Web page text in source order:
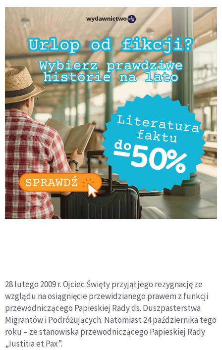
28 lutego 2009 r. Ojciec Święty przyjął jego rezygnację ze
wzglądu na osiągnięcie przewidzianego prawem z funkcji
przewodniczącego Papieskiej Rady ds. Duszpasterstwa
Migrantów i Podróżujących. Natomiast 24 października tego
roku – ze stanowiska przewodniczącego Papieskiej Rady
„Iustitia et Pax”.